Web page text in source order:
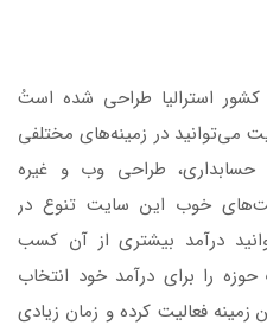
کشور استرالیا طراحی شده استُ
می‌توانید در زمینه‌های مختلفی
حسابداری، طراحی وب و غیره
خوب این سایت تنوع در
درآمد بیشتری از آن کسب
را برای درآمد خود انتخاب
زمینه فعالیت کرده و زمان زیادی